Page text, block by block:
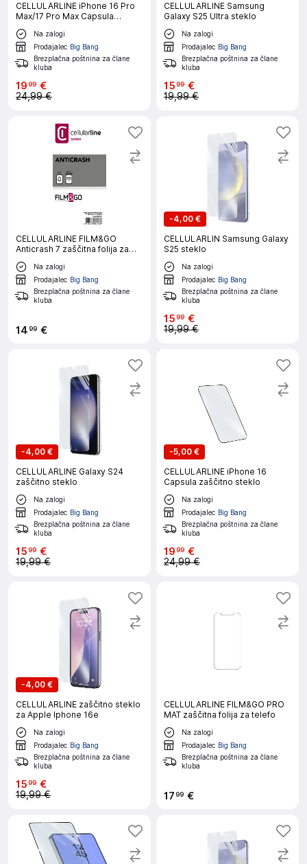
CELLULARLINE iPhone 16 Pro
Max/17 Pro Max Capsula
zaščitno steklo
Na zalogi
Prodajalec Big Bang
Brezplačna poštnina za člane
kluba
1999 €
24,99 €
CELLULARLINE Samsung
Galaxy S25 Ultra steklo
Na zalogi
Prodajalec Big Bang
Brezplačna poštnina za člane
kluba
1599 €
19,99 €
CELLULARLINE FILM&GO
Anticrash 7 zaščitna folija za
pametni telefon
Na zalogi
Prodajalec Big Bang
Brezplačna poštnina za člane
kluba
1499 €
-4,00 €
CELLULARLIN Samsung Galaxy
S25 steklo
Na zalogi
Prodajalec Big Bang
Brezplačna poštnina za člane
kluba
1599 €
19,99 €
-4,00 €
CELLULARLINE Galaxy S24
zaščitno steklo
Na zalogi
Prodajalec Big Bang
Brezplačna poštnina za člane
kluba
1599 €
19,99 €
-5,00 €
CELLULARLINE iPhone 16
Capsula zaščitno steklo
Na zalogi
Prodajalec Big Bang
Brezplačna poštnina za člane
kluba
1999 €
24,99 €
-4,00 €
CELLULARLINE zaščitno steklo
za Apple Iphone 16e
Na zalogi
Prodajalec Big Bang
Brezplačna poštnina za člane
kluba
1599 €
19,99 €
CELLULARLINE FILM&GO PRO
MAT zaščitna folija za telefo
Na zalogi
Prodajalec Big Bang
Brezplačna poštnina za člane
kluba
1799 €